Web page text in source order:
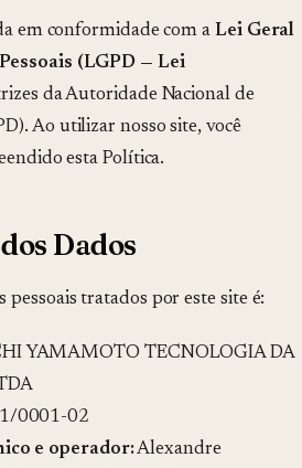
em conformidade com a Lei Geral
(LGPD — Lei
da Autoridade Nacional de
Ao utilizar nosso site, você
esta Política.
Dados
tratados por este site é:
YAMAMOTO TECNOLOGIA DA
0001-02
e operador:Alexandre